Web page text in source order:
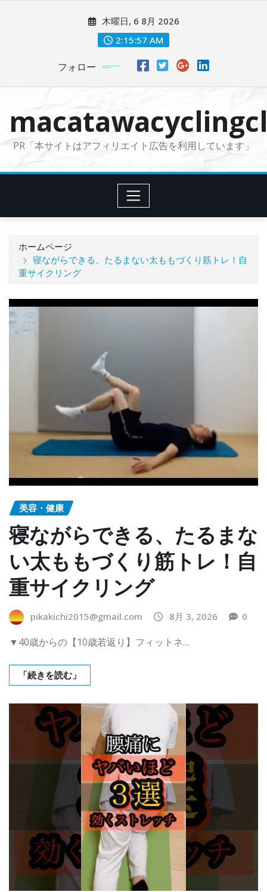
に
木曜日, 6 8月 2026
2:15:59 AM
フォロー
PR「本サイトはアフィリエイト広告を利用しています」
ホームページ
寝ながらできる、たるまない太ももづくり筋トレ！自
重サイクリング
美容・健康
寝ながらできる、たるまな
い太ももづくり筋トレ！自
重サイクリング
pikakichi2015@gmail.com 8月 3, 2026 0
▼40歳からの【10歳若返り】フィットネ…
「続きを読む」